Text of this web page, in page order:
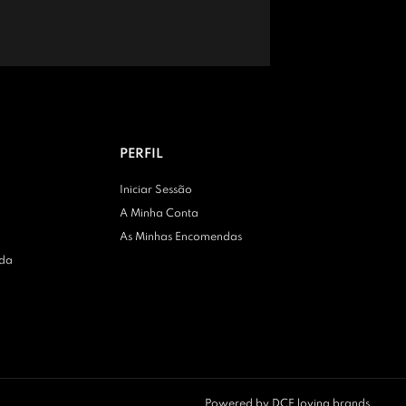
PERFIL
Iniciar Sessão
A Minha Conta
As Minhas Encomendas